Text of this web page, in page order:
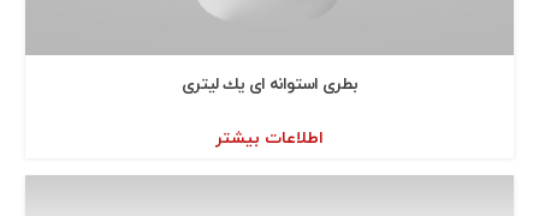
بطری استوانه ای يك ليتری
اطلاعات بیشتر